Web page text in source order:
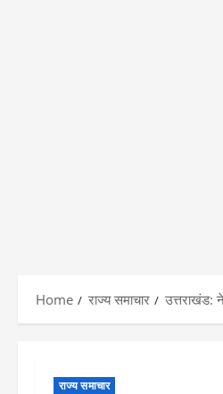
Home राज्य समाचार उत्तराखंड:
राज्य समाचार